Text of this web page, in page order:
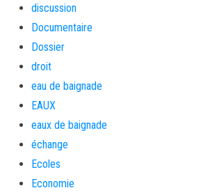
discussion
Documentaire
Dossier
droit
eau de baignade
EAUX
eaux de baignade
échange
Ecoles
Economie